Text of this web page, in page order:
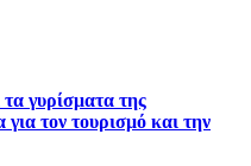
γυρίσματα της
τον τουρισμό και την